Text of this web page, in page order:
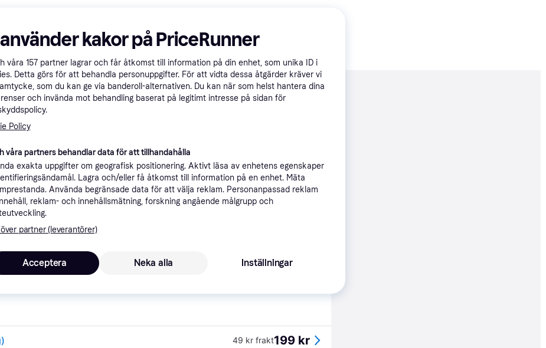
Rekommenderad
Köpgaranti
Lägst pris 69 kr frakt ,1-3 dagar
49 kr frakt199 kr
kakor på PriceRunner
våra 157 partner lagrar och får åtkomst till information på din enhet, som unika ID i
Detta görs för att behandla personuppgifter. För att vidta dessa åtgärder kräver vi
som du kan ge via banderoll-alternativen. Du kan när som helst hantera dina
och invända mot behandling baserat på legitimt intresse på sidan för
Policy
våra partners behandlar data för att tillhandahålla
exakta uppgifter om geografisk positionering. Aktivt läsa av enhetens egenskaper
Lagra och/eller få åtkomst till information på en enhet. Mäta
Använda begränsade data för att välja reklam. Personanpassad reklam
reklam- och innehållsmätning, forskning angående målgrupp och
partner (leverantörer)
Neka alla
Acceptera Inställningar